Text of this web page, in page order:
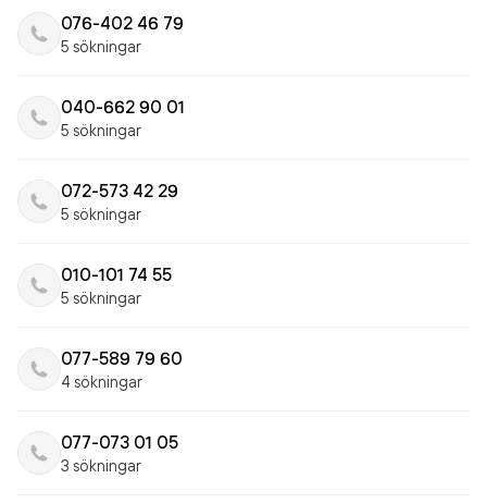
076-402 46 79
5 sökningar
040-662 90 01
5 sökningar
072-573 42 29
5 sökningar
010-101 74 55
5 sökningar
077-589 79 60
4 sökningar
077-073 01 05
3 sökningar